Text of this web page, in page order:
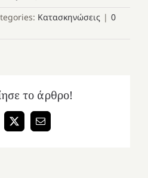
Κατασκηνώσεις | 0
το άρθρο!
X Email